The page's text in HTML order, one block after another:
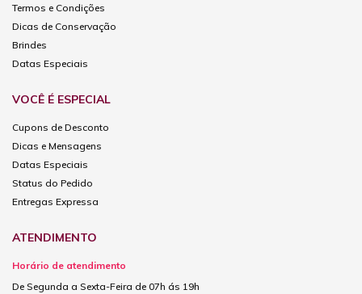
Termos e Condições
Dicas de Conservação
Brindes
Datas Especiais
VOCÊ É ESPECIAL
Cupons de Desconto
Dicas e Mensagens
Datas Especiais
Status do Pedido
Entregas Expressa
ATENDIMENTO
Horário de atendimento
De Segunda a Sexta-Feira de 07h ás 19h